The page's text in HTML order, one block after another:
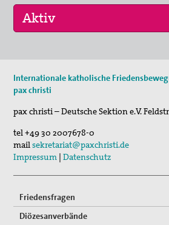
Internationale katholische
pax christi
pax christi – Deutsche Sektion e.V.
tel+49 30 2007678-0
mailsekretariat@paxchristi.de
Impressum |Datenschutz
Friedensfragen
Diözesanverbände